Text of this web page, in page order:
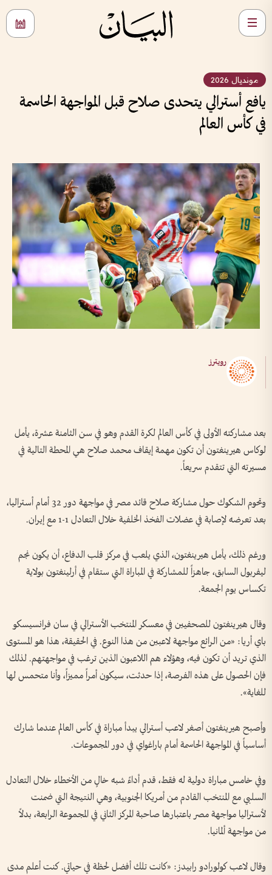
مونديال 2026
يافع أسترالي يتحدى صلاح قبل المواجهة الحاسمة
في كأس العالم
رويترز
بعد مشاركته الأولى ​في كأس العالم لكرة القدم وهو في سن الثامنة عشرة، يأمل
لوكاس ​هيرينغتون أن تكون مهمة إيقاف محمد صلاح هي المحطة التالية في
مسيرته التي تتقدم سريعاً.
وتحوم الشكوك حول مشاركة صلاح قائد مصر في مواجهة دور 32 أمام أستراليا،
بعد تعرضه لإصابة في عضلات الفخذ الخلفية خلال التعادل 1-1 مع إيران.
ورغم ذلك، يأمل ⁠هيرينغتون، الذي يلعب في مركز قلب الدفاع، أن يكون نجم
ليفربول السابق، جاهزاً للمشاركة في المباراة التي ستقام في أرلينغتون بولاية
تكساس يوم الجمعة.
وقال هيرينغتون للصحفيين في معسكر المنتخب الأسترالي في ‌سان فرانسيسكو
باي أريا: «من الرائع مواجهة لاعبين من هذا النوع. في الحقيقة، هذا هو المستوى
الذي تريد أن تكون فيه، وهؤلاء هم اللاعبون الذين ترغب في مواجهتهم. لذلك
فإن الحصول على هذه الفرصة، إذا حدثت، سيكون أمراً مميزاً، وأنا متحمس لها
للغاية».
وأصبح هيرينغتون أصغر لاعب أسترالي يبدأ مباراة في كأس العالم عندما شارك
أساسياً في المواجهة الحاسمة أمام باراغواي في دور المجموعات.
وفي خامس مباراة ​دولية له فقط، قدم أداءً شبه ​خالٍ من الأخطاء خلال التعادل
السلبي ⁠مع المنتخب القادم من أمريكا الجنوبية، وهي النتيجة التي ضمنت
لأستراليا مواجهة مصر باعتبارها صاحبة المركز الثاني في المجموعة الرابعة، بدلاً
من مواجهة ​ألمانيا.
وقال لاعب كولورادو رابيدز: «كانت تلك أفضل لحظة في حياتي. كنت أعلم مدى